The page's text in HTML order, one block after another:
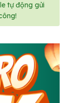
tự động gửi